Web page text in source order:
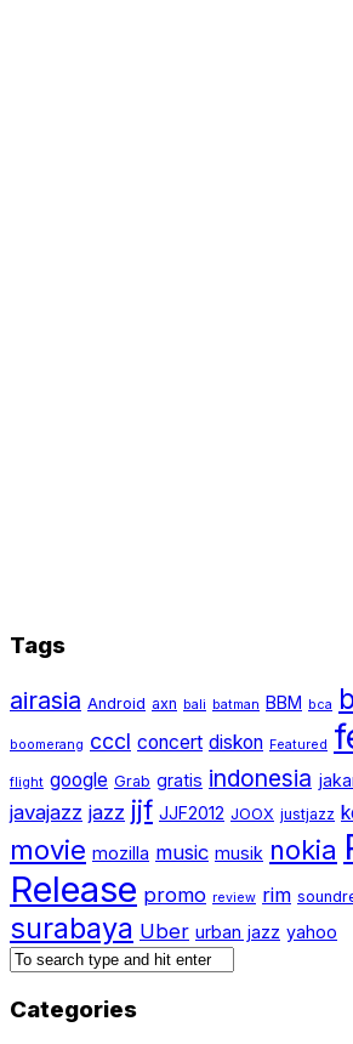
Tags
airasia Android axn bali batman BBM bca
boomerang cccl concert diskon Featured
flight google Grab gratis indonesia
javajazz jazz jjf JJF2012 JOOX justjazz
movie mozilla music musik nokia
Release promo review rim
surabaya Uber urban jazz yahoo
Categories